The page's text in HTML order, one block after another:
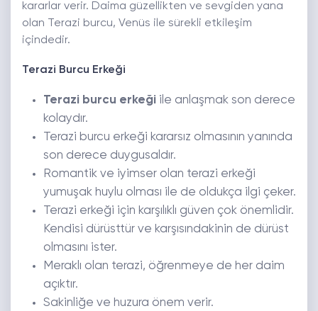
kararlar verir. Daima güzellikten ve sevgiden yana
olan Terazi burcu, Venüs ile sürekli etkileşim
içindedir.
Terazi Burcu Erkeği
Terazi burcu erkeği ile anlaşmak son derece
kolaydır.
Terazi burcu erkeği kararsız olmasının yanında
son derece duygusaldır.
Romantik ve iyimser olan terazi erkeği
yumuşak huylu olması ile de oldukça ilgi çeker.
Terazi erkeği için karşılıklı güven çok önemlidir.
Kendisi dürüsttür ve karşısındakinin de dürüst
olmasını ister.
Meraklı olan terazi, öğrenmeye de her daim
açıktır.
Sakinliğe ve huzura önem verir.